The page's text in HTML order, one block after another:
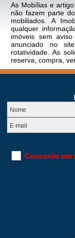
As Mobílias e
não fazem parte
mobiliados. A
qualquer
imóveis sem
anunciado no
rotatividade. As
reserva, compra,
Concordo em